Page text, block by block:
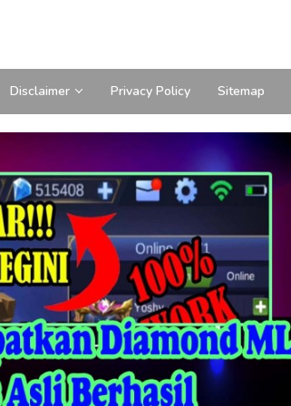
Disclaimer Privacy Policy Sitemap